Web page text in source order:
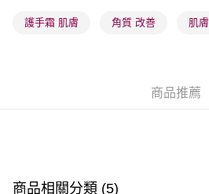
每筆HK$20.00，滿HK$100.00或以上免
每筆HK$20.00，滿HK$100.00或以上免
護手霜 肌膚 角質 改善 肌
商品推薦
商品相關分類 (5)